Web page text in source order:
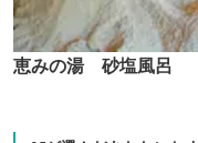
恵みの湯 砂塩風呂